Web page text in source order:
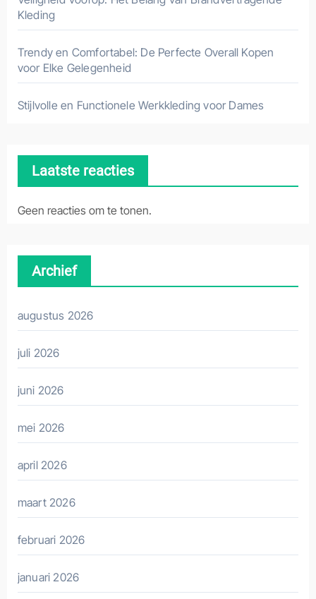
Kleding
Trendy en Comfortabel: De Perfecte Overall Kopen
voor Elke Gelegenheid
Stijlvolle en Functionele Werkkleding voor Dames
Laatste reacties
Geen reacties om te tonen.
Archief
augustus 2026
juli 2026
juni 2026
mei 2026
april 2026
maart 2026
februari 2026
januari 2026